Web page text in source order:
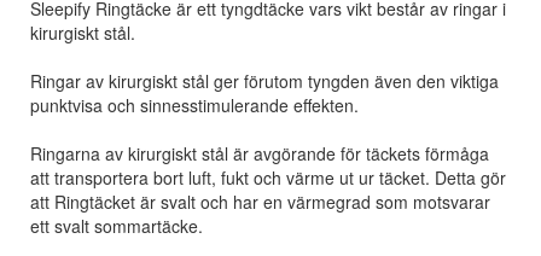
Sleepify Ringtäcke är ett tyngdtäcke vars vikt består av ringar i
kirurgiskt stål.
Ringar av kirurgiskt stål ger förutom tyngden även den viktiga
punktvisa och sinnesstimulerande effekten.
Ringarna av kirurgiskt stål är avgörande för täckets förmåga
att transportera bort luft, fukt och värme ut ur täcket. Detta gör
att Ringtäcket är svalt och har en värmegrad som motsvarar
ett svalt sommartäcke.